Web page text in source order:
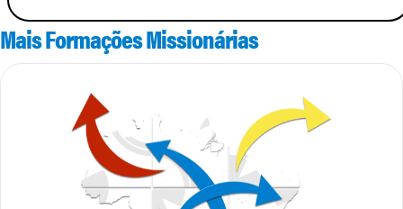
Mais Formações Missionárias